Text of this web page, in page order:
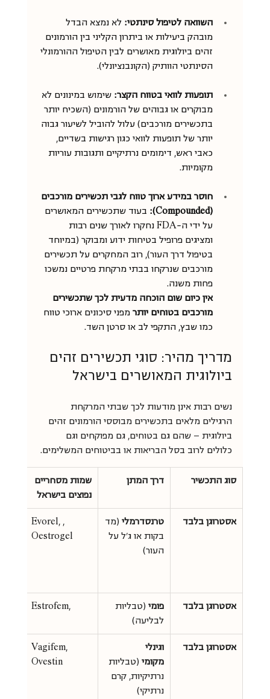
השוואה לטיפול סינתטי: לא נמצא הבדל
מובהק ביעילות או ביתרון הקליני בין הורמונים
זהים ביולוגית מאושרים לבין הטיפול ההורמונלי
הסינתטי הוותיק (הקונבנציונלי).
תופעות לוואי בטווח הקצר: שימוש במינונים לא
מבוקרים או גבוהים של הורמונים (השכיח יותר
בתכשירים מורכבים) עלול להוביל לשיעור גבוה
יותר של תופעות לוואי כגון רגישות בשדיים,
כאבי ראש, דימומים נרתיקיים ותגובות עוריות
מקומיות.
חוסר במידע ארוך טווח לגבי תכשירים מורכבים
(Compounded):
בעוד שתכשירים המאושרים
על ידי ה-FDA נחקרו לאורך שנים רבות
ומציגים פרופיל בטיחות ידוע ומבוקר (במיוחד
בטיפול דרך העור), רוב המחקרים על תכשירים
מורכבים שנרקחו בבתי מרקחת פרטיים נמשכו
פחות משנה.
אין כיום שום הוכחה מדעית לכך שתכשירים
מורכבים בטוחים יותר מפני סיכונים ארוכי טווח
כמו שבץ, התקפי לב או סרטן השד.
מדריך מהיר: סוגי תכשירים זהים
ביולוגית המאושרים בישראל
נשים רבות אינן מודעות לכך שבתי המרקחת
הרגילים מלאים בתכשירים מבוססי הורמונים זהים
ביולוגית — שהם גם בטוחים, גם מפוקחים וגם
כלולים לרוב בסל הבריאות או בביטוחים המשלימים.
סוג התכשיר דרך המתן
שמות מסחריים
נפוצים בישראל
אסטרוגן בלבד טרנסדרמלי (מד
בקות או ג'ל על
העור)
Evorel, ,
Oestrogel
אסטרוגן בלבד פומי (טבליות
לבליעה)
Estrofem,
אסטרוגן בלבד
וגינלי
מקומי (טבליות
נרתיקיות, קרם
נרתיקי)
Vagifem,
Ovestin